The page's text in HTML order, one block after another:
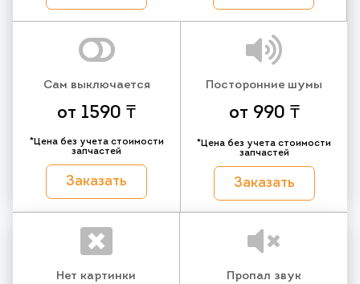
Сам выключается
от 1590 ₸
*Цена без учета стоимости
запчастей
Заказать
Посторонние шумы
от 990 ₸
*Цена без учета стоимости
запчастей
Заказать
Нет картинки Пропал звук